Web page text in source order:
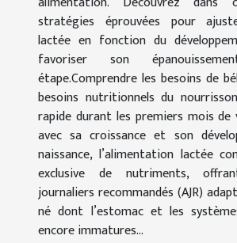
stratégies éprouvées pour
lactée en fonction du
favoriser son
étape.Comprendre les besoins de
besoins nutritionnels du
rapide durant les premiers mois
avec sa croissance et son
naissance, l’alimentation lactée
exclusive de nutriments,
journaliers recommandés (AJR)
né dont l’estomac et les
encore immatures...